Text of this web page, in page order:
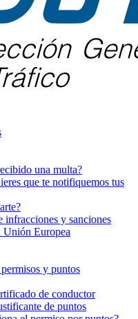
una multa?
que te notifiquemos tus
infracciones y sanciones
Unión Europea
y puntos
de conductor
de puntos